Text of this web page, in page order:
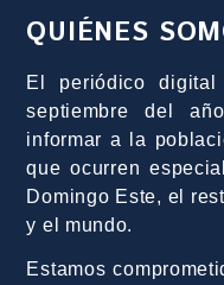
QUIÉNES
El periódico
septiembre del
informar a la
que ocurren
Domingo Este, el
y el mundo.
Estamos